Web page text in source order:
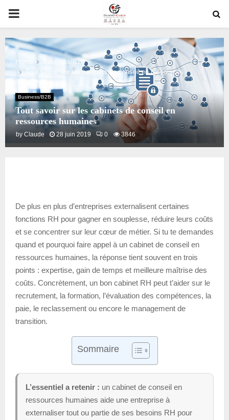
PRIMARY
MENU
Home
Business/B2B
Tout savoir sur les cabinets de conseil en ressources
humaines
Business/B2B
Tout savoir sur les cabinets de conseil en
ressources humaines
by Claude 28 juin 2019 0 3846
De plus en plus d’entreprises externalisent certaines
fonctions RH pour gagner en souplesse, réduire leurs coûts
et se concentrer sur leur cœur de métier. Si tu te demandes
quand et pourquoi faire appel à un cabinet de conseil en
ressources humaines, la réponse tient souvent en trois
points : expertise, gain de temps et meilleure maîtrise des
coûts. Concrètement, un bon cabinet RH peut t’aider sur le
recrutement, la formation, l’évaluation des compétences, la
paie, le reclassement ou encore le management de
transition.
Sommaire
L’essentiel a retenir : un cabinet de conseil en
ressources humaines aide une entreprise à
externaliser tout ou partie de ses besoins RH pour